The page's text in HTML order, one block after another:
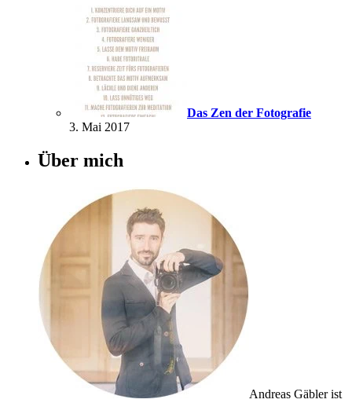
Das Zen der Fotografie
3. Mai 2017
Über mich
Andreas Gäbler ist